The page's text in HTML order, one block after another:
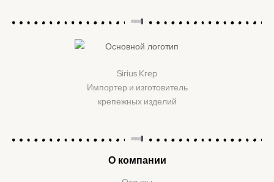
Sirius Krep
Импортер и изготовитель
крепежных изделий
О компании